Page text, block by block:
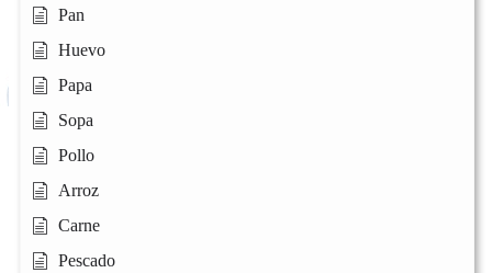
Pan
Huevo
Papa
Sopa
Pollo
Arroz
Carne
Pescado